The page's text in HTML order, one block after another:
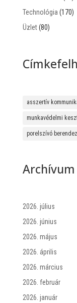
Technológia (170)
Üzlet(80)
asszertív
munkavédelmi
porelszívó
Archívum
2026. július
2026. június
2026. május
2026. április
2026. március
2026. február
2026. január